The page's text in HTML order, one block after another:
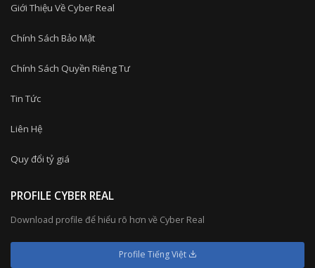
Giới Thiệu Về Cyber Real
Chính Sách Bảo Mật
Chính Sách Quyền Riêng Tư
Tin Tức
Liên Hệ
Quy đổi tỷ giá
PROFILE CYBER REAL
Download profile để hiểu rõ hơn về Cyber Real
Profile Tiếng Việt